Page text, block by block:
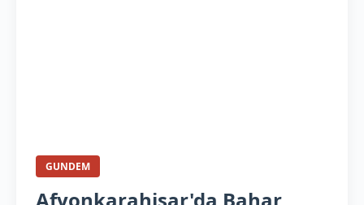
GUNDEM